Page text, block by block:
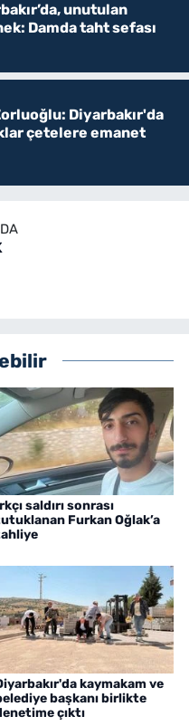
unutulan
Damda taht sefası
Diyarbakır'da
çetelere emanet
saldırı sonrası
Furkan Oğlak’a
kaymakam ve
başkanı birlikte
çıktı